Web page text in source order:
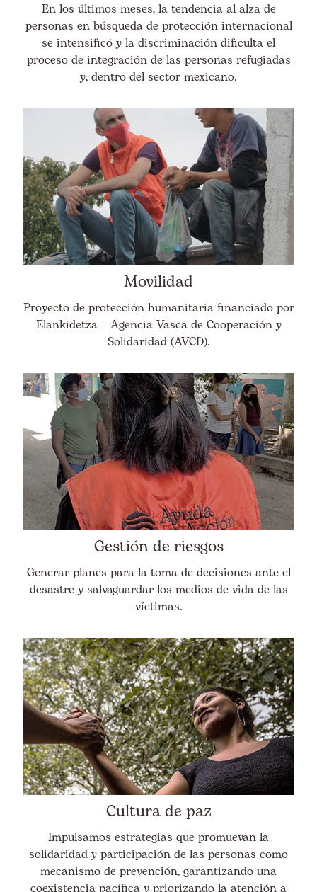
En los últimos meses, la tendencia al alza de
personas en búsqueda de protección internacional
se intensificó y la discriminación dificulta el
proceso de integración de las personas refugiadas
y, dentro del sector mexicano.
Movilidad
Proyecto de protección humanitaria financiado por
Elankidetza – Agencia Vasca de Cooperación y
Solidaridad (AVCD).
Gestión de riesgos
Generar planes para la toma de decisiones ante el
desastre y salvaguardar los medios de vida de las
víctimas.
Cultura de paz
Impulsamos estrategias que promuevan la
solidaridad y participación de las personas como
mecanismo de prevención, garantizando una
coexistencia pacífica y priorizando la atención a